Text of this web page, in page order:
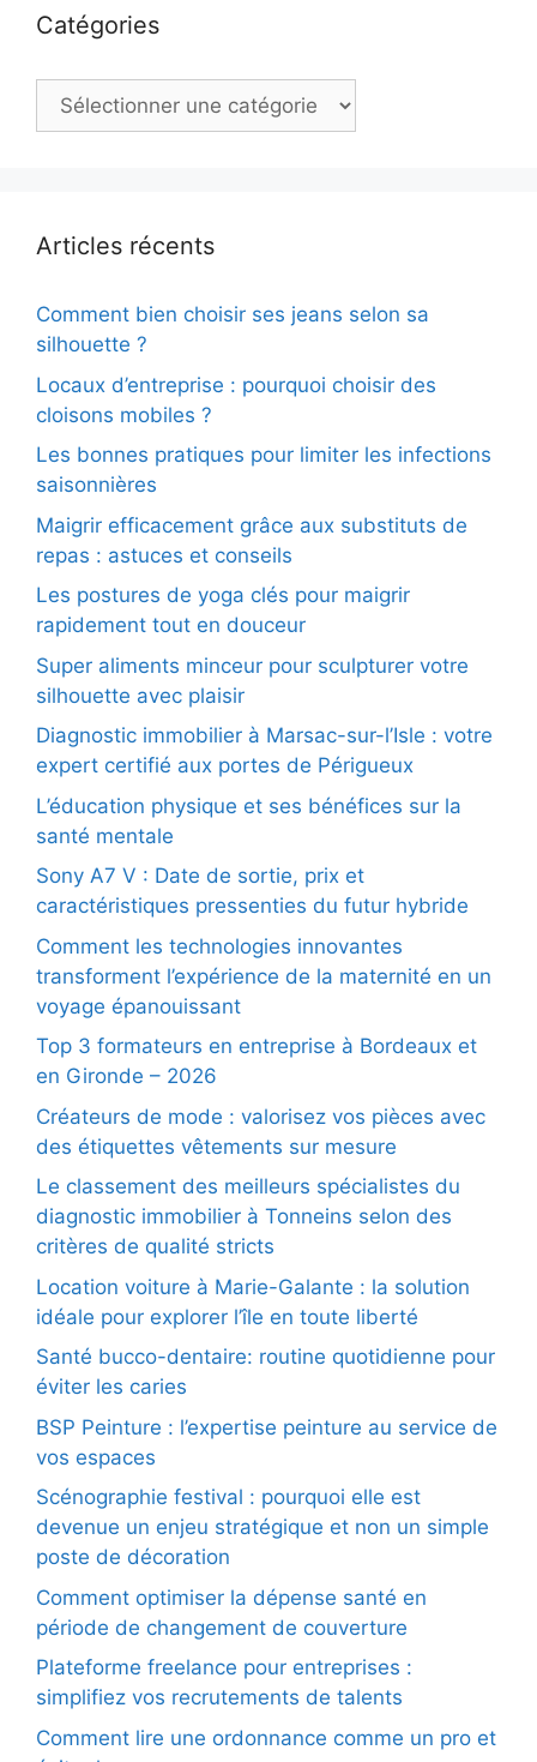
Catégories
Catégories
Articles récents
Comment bien choisir ses jeans selon sa
silhouette ?
Locaux d’entreprise : pourquoi choisir des
cloisons mobiles ?
Les bonnes pratiques pour limiter les infections
saisonnières
Maigrir efficacement grâce aux substituts de
repas : astuces et conseils
Les postures de yoga clés pour maigrir
rapidement tout en douceur
Super aliments minceur pour sculpturer votre
silhouette avec plaisir
Diagnostic immobilier à Marsac-sur-l’Isle : votre
expert certifié aux portes de Périgueux
L’éducation physique et ses bénéfices sur la
santé mentale
Sony A7 V : Date de sortie, prix et
caractéristiques pressenties du futur hybride
Comment les technologies innovantes
transforment l’expérience de la maternité en un
voyage épanouissant
Top 3 formateurs en entreprise à Bordeaux et
en Gironde – 2026
Créateurs de mode : valorisez vos pièces avec
des étiquettes vêtements sur mesure
Le classement des meilleurs spécialistes du
diagnostic immobilier à Tonneins selon des
critères de qualité stricts
Location voiture à Marie-Galante : la solution
idéale pour explorer l’île en toute liberté
Santé bucco-dentaire: routine quotidienne pour
éviter les caries
BSP Peinture : l’expertise peinture au service de
vos espaces
Scénographie festival : pourquoi elle est
devenue un enjeu stratégique et non un simple
poste de décoration
Comment optimiser la dépense santé en
période de changement de couverture
Plateforme freelance pour entreprises :
simplifiez vos recrutements de talents
Comment lire une ordonnance comme un pro et